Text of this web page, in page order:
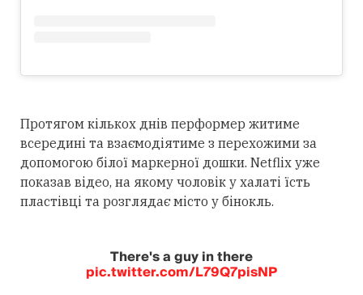
Протягом кількох днів перформер житиме
всередині та взаємодіятиме з перехожими за
допомогою білої маркерної дошки. Netflix уже
показав відео, на якому чоловік у халаті їсть
пластівці та розглядає місто у бінокль.
There's a guy in there
pic.twitter.com/L79Q7pisNP